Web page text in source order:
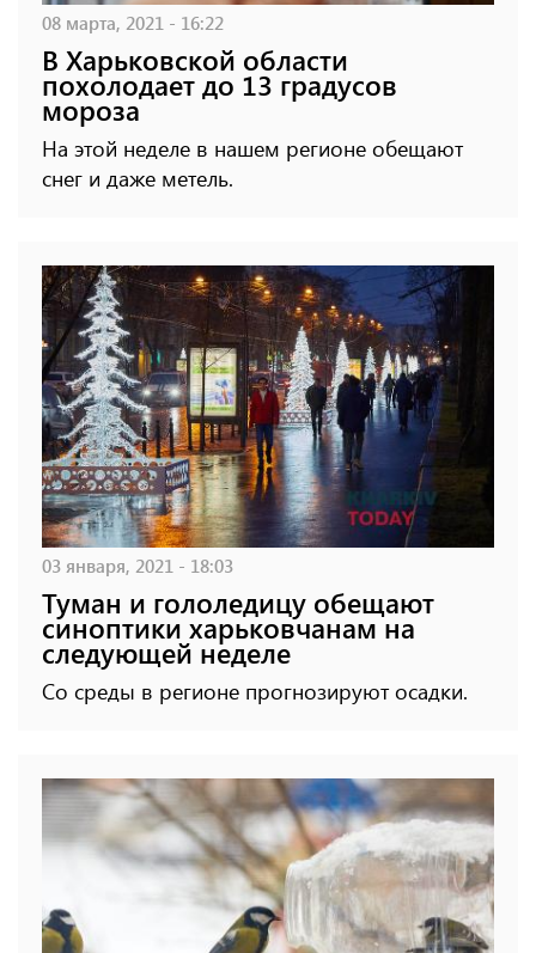
08 марта, 2021 - 16:22
В Харьковской области
похолодает до 13 градусов
мороза
На этой неделе в нашем регионе обещают
снег и даже метель.
03 января, 2021 - 18:03
Туман и гололедицу обещают
синоптики харьковчанам на
следующей неделе
Со среды в регионе прогнозируют осадки.